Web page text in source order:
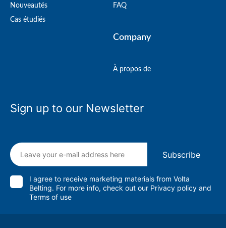
Nouveautés
Cas étudiés
FAQ
Company
À propos de
Sign up to our Newsletter
I agree to receive marketing materials from Volta
Belting. For more info, check out our Privacy policy and
Terms of use
Subscribe